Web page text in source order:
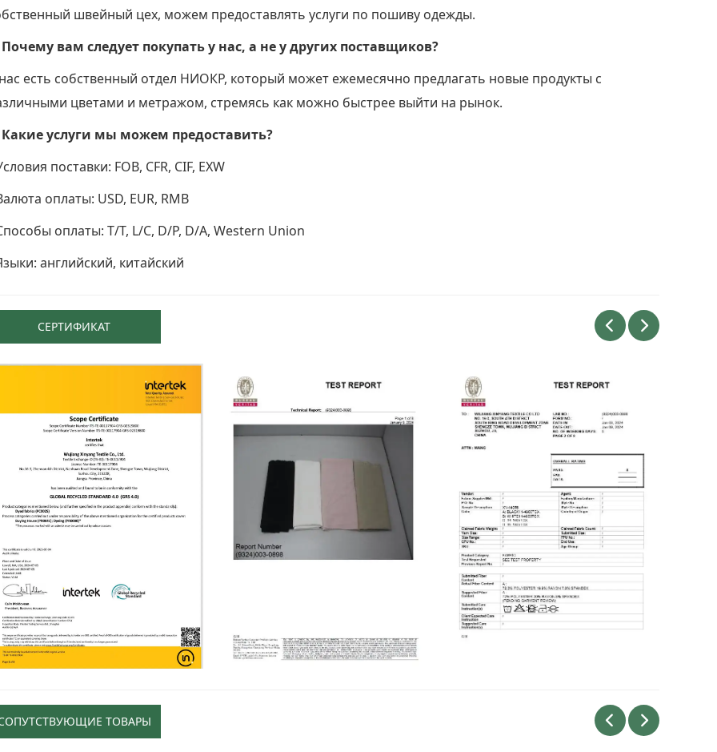
швейный цех, можем предоставлять услуги по пошиву одежды.
вам следует покупать у нас, а не у других поставщиков?
есть собственный отдел НИОКР, который может ежемесячно предлагать новые продукты с
цветами и метражом, стремясь как можно быстрее выйти на рынок.
Какие услуги мы можем предоставить?
поставки: FOB, CFR, CIF, EXW
оплаты: USD, EUR, RMB
оплаты: T/T, L/C, D/P, D/A, Western Union
английский, китайский
СЕРТИФИКАТ
ТОВАРЫ